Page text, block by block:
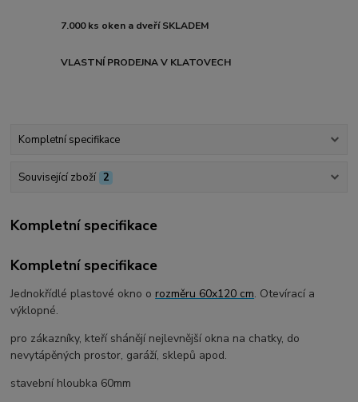
7.000 ks oken a dveří SKLADEM
VLASTNÍ PRODEJNA V KLATOVECH
Kompletní specifikace
Související zboží 2
Kompletní specifikace
Kompletní specifikace
Jednokřídlé plastové okno o rozměru 60x120 cm. Otevírací a
výklopné.
pro zákazníky, kteří shánějí nejlevnější okna na chatky, do
nevytápěných prostor, garáží, sklepů apod.
stavební hloubka 60mm